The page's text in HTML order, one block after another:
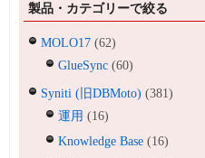
製品・カテゴリーで絞る
MOLO17 (62)
GlueSync (60)
Syniti (旧DBMoto) (381)
運用 (16)
Knowledge Base (16)